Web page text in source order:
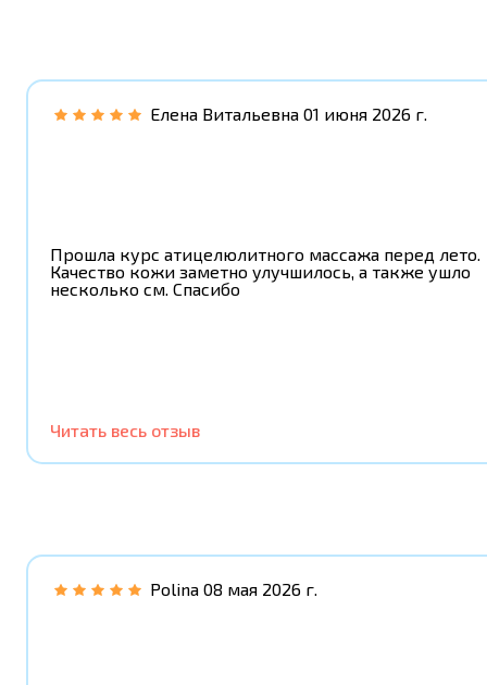
Елена Витальевна 01 июня 2026 г.
Прошла курс атицелюлитного массажа перед лето.
Качество кожи заметно улучшилось, а также ушло
несколько см. Спасибо
Читать весь отзыв
Polina 08 мая 2026 г.